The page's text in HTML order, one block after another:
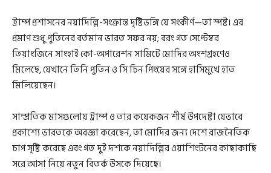
ট্রাম্প প্রশাসনের নয়াদিল্লি-সংক্রান্ত দৃষ্টিভঙ্গি যে সংকীর্ণ—তা স্পষ্ট। এর
প্রমাণ শুধু পুতিনের বর্তমান ভারত সফর নয়; বরং গত সেপ্টেম্বর
তিয়াংজিনে সাংহাই কো-অপারেশন সামিটে মোদির অংশগ্রহণেও
মিলেছে, যেখানে তিনি পুতিন ও সি চিন পিংয়ের সঙ্গে হাসিমুখে হাত
মিলিয়েছেন।
সাম্প্রতিক মাসগুলোয় ট্রাম্প ও তার কয়েকজন শীর্ষ উপদেষ্টা যেভাবে
প্রকাশ্যে ভারতকে অবজ্ঞা করেছেন, তা মোদির জন্য দেশে রাজনৈতিক
চাপ সৃষ্টি করেছে এবং গত দুই দশকে নয়াদিল্লির ওয়াশিংটনের কাছাকাছি
সরে আসা নিয়ে নতুন বিতর্ক উসকে দিয়েছে।